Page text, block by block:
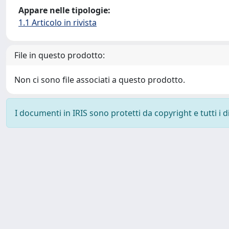
Appare nelle tipologie:
1.1 Articolo in rivista
File in questo prodotto:
Non ci sono file associati a questo prodotto.
I documenti in IRIS sono protetti da copyright e tutti i